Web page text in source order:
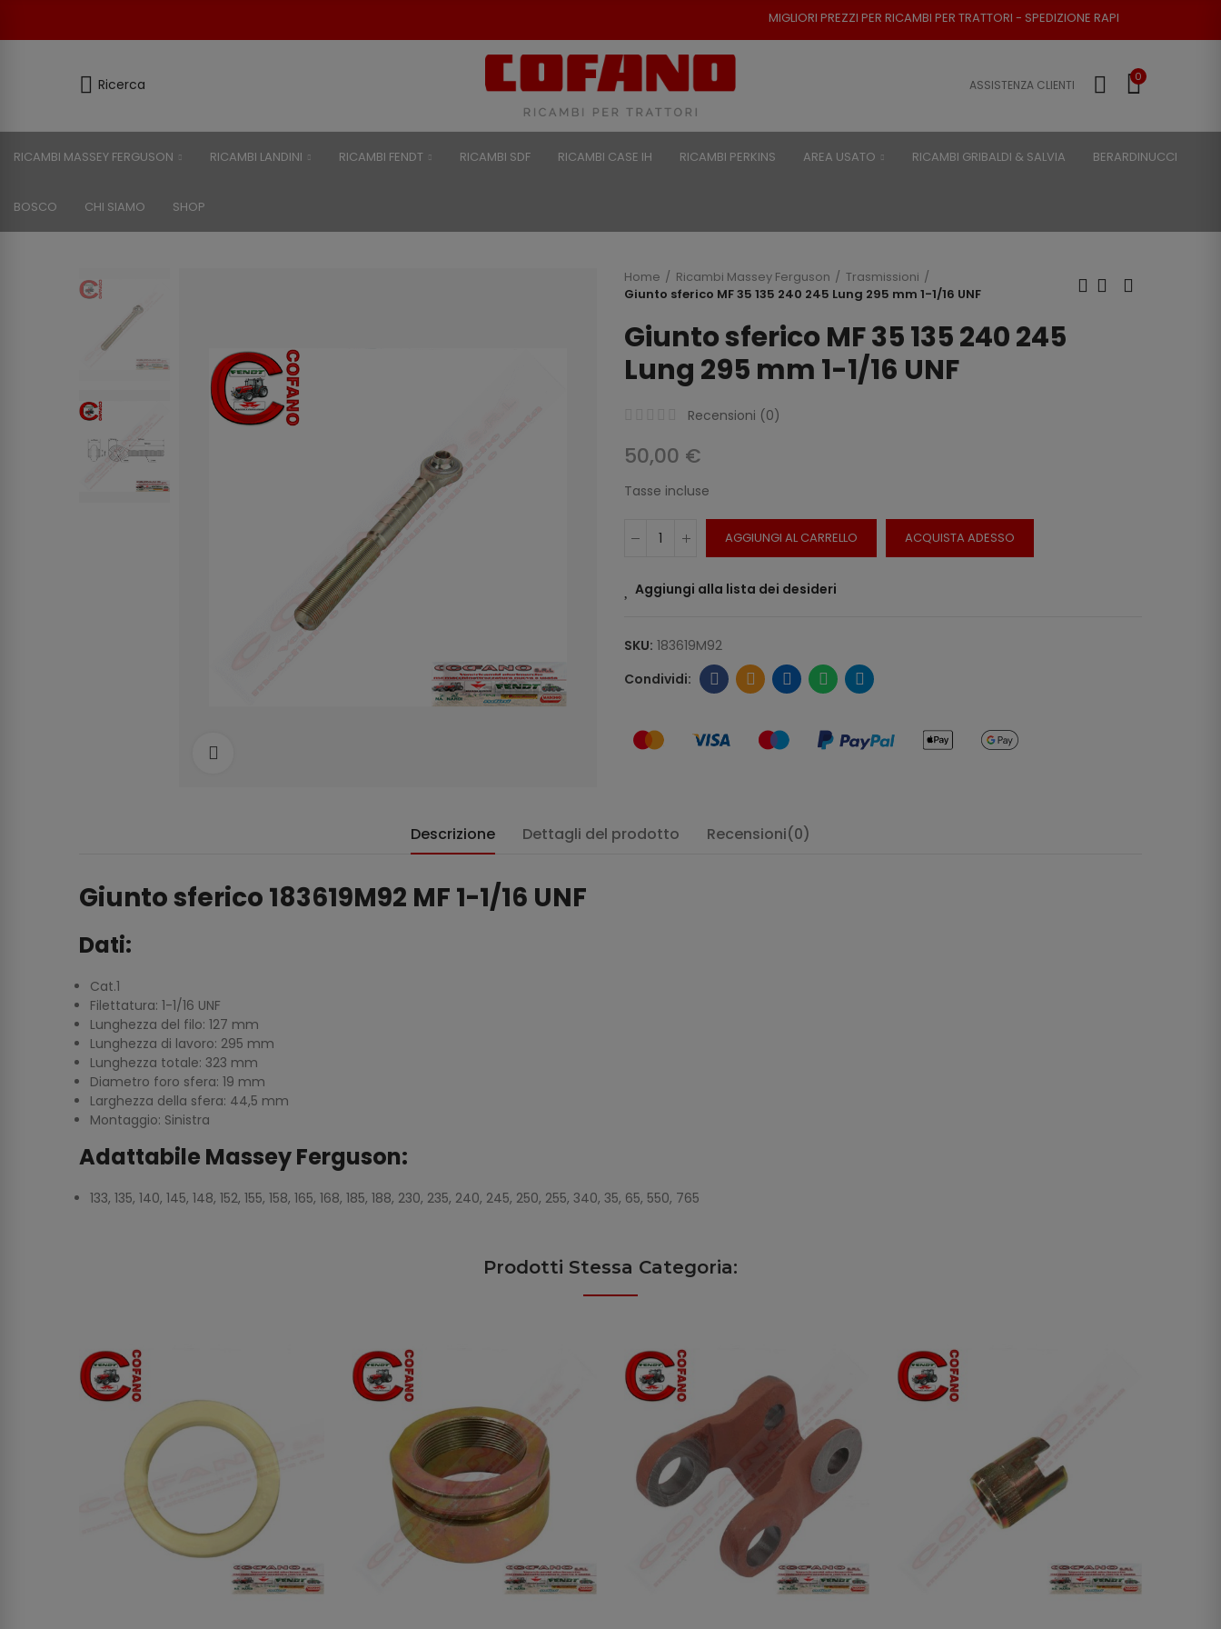
MIGLIORI PREZZI PER RICAMBI PER TRATTORI - SPEDIZIONE RAPIDA - RESO POSSIBILE
Ricerca ASSISTENZA CLIENTI
0
RICAMBI MASSEY FERGUSON RICAMBI LANDINI RICAMBI FENDT RICAMBI SDF RICAMBI CASE IH RICAMBI PERKINS AREA USATO RICAMBI GRIBALDI & SALVIA BERARDINUCCI
BOSCO CHI SIAMO SHOP
Home Ricambi Massey Ferguson
Trasmissioni
Giunto sferico MF 35 135 240 245 Lung 295 mm 1-1/16 UNF
Giunto sferico MF 35 135 240 245
Lung 295 mm 1-1/16 UNF
Recensioni (0)
50,00 €
Tasse incluse
AGGIUNGI AL CARRELLO ACQUISTA ADESSO
Aggiungi alla lista dei desideri
SKU: 183619M92
Descrizione Dettagli del prodotto Recensioni(0)
Giunto sferico 183619M92 MF 1-1/16 UNF
Dati:
Cat.1
Filettatura: 1-1/16 UNF
Lunghezza del filo: 127 mm
Lunghezza di lavoro: 295 mm
Lunghezza totale: 323 mm
Diametro foro sfera: 19 mm
Larghezza della sfera: 44,5 mm
Montaggio: Sinistra
Adattabile Massey Ferguson:
133, 135, 140, 145, 148, 152, 155, 158, 165, 168, 185, 188, 230, 235, 240, 245, 250, 255, 340, 35, 65, 550, 765
Prodotti Stessa Categoria: